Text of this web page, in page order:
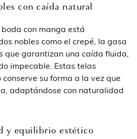
con caída natural
con manga está
nobles como el crepé, la gasa
que garantizan una caída fluida,
impecable. Estas telas
su forma a la vez que
adaptándose con naturalidad
y equilibrio estético